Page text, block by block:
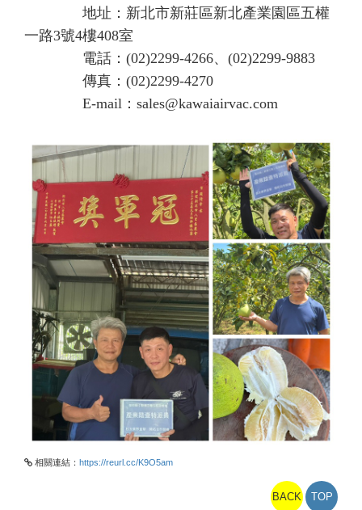
地址：新北市新莊區新北產業園區五權
一路3號4樓408室
電話：(02)2299-4266、(02)2299-9883
傳真：(02)2299-4270
E-mail：sales@kawaiairvac.com
相關連結： https://reurl.cc/K9O5am
BACK TOP